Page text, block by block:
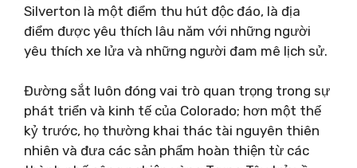
Silverton là một điểm thu hút độc đáo, là địa
điểm được yêu thích lâu năm với những người
yêu thích xe lửa và những người đam mê lịch sử.
Đường sắt luôn đóng vai trò quan trọng trong sự
phát triển và kinh tế của Colorado; hơn một thế
kỷ trước, họ thường khai thác tài nguyên thiên
nhiên và đưa các sản phẩm hoàn thiện từ các